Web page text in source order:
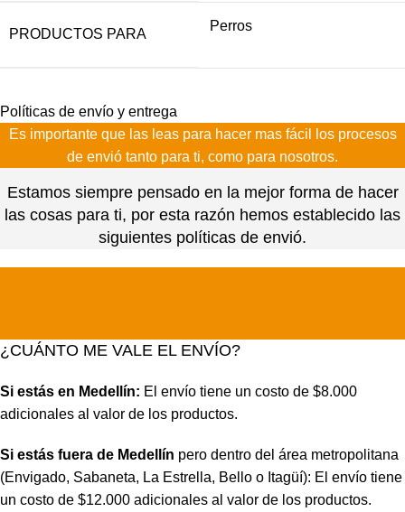
PRODUCTOS PARA
Perros
Políticas de envío y entrega
Es importante que las leas para hacer mas fácil los procesos
de envió tanto para ti, como para nosotros.
Estamos siempre pensado en la mejor forma de hacer
las cosas para ti, por esta razón hemos establecido las
siguientes políticas de envió.
¿CUÁNTO ME VALE EL ENVÍO?
Si estás en Medellín: El envío tiene un costo de $8.000
adicionales al valor de los productos.
Si estás fuera de Medellín pero dentro del área metropolitana
(Envigado, Sabaneta, La Estrella, Bello o Itagüí): El envío tiene
un costo de $12.000 adicionales al valor de los productos.